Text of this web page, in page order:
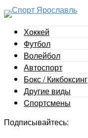
Хоккей
Футбол
Волейбол
Автоспорт
Бокс / Кикбоксинг
Другие виды
Cпортсмены
Подписывайтесь: